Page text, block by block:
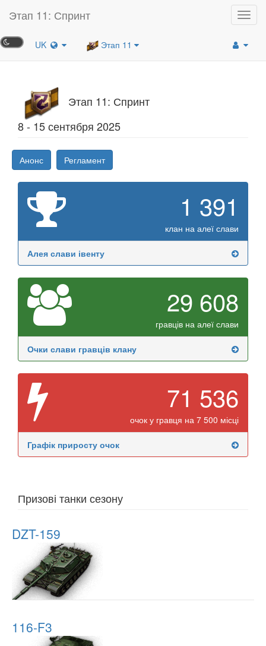
Этап 11: Спринт
UK Этап 11
Этап 11: Спринт
8 - 15 сентября 2025
Анонс Регламент
1 391
клан на алеї слави
Алея слави івенту
29 608
гравців на алеї слави
Очки слави гравців клану
71 536
очок у гравця на 7 500 місці
Графік приросту очок
Призові танки сезону
DZT-159
116-F3